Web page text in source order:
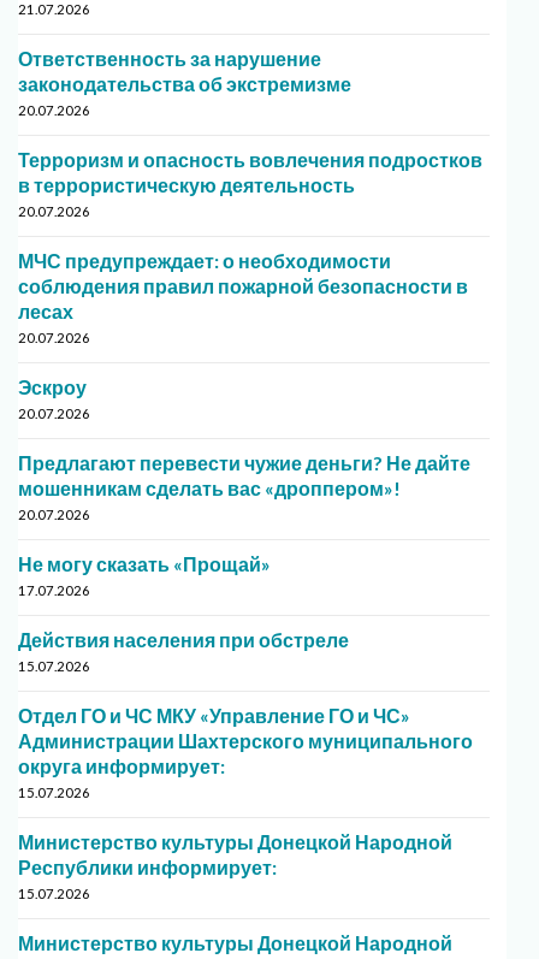
21.07.2026
Ответственность за нарушение
законодательства об экстремизме
20.07.2026
Терроризм и опасность вовлечения подростков
в террористическую деятельность
20.07.2026
МЧС предупреждает: о необходимости
соблюдения правил пожарной безопасности в
лесах
20.07.2026
Эскроу
20.07.2026
Предлагают перевести чужие деньги? Не дайте
мошенникам сделать вас «дроппером»!
20.07.2026
Не могу сказать «Прощай»
17.07.2026
Действия населения при обстреле
15.07.2026
Отдел ГО и ЧС МКУ «Управление ГО и ЧС»
Администрации Шахтерского муниципального
округа информирует:
15.07.2026
Министерство культуры Донецкой Народной
Республики информирует:
15.07.2026
Министерство культуры Донецкой Народной